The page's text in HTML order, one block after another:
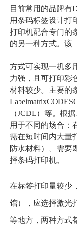
目前常用的品牌有
用条码标签设计打
打印机配合专门的
的另一种方式。该
方式可实现一机多
力强，且可打印彩
材料较少。主要的
（JCDL）等。根
用于不同的场合：
需在短时间内大量
防水材料）、需要
择条码打印机。
在标签打印量较少
馆），应选择激光
等地方，两种方式